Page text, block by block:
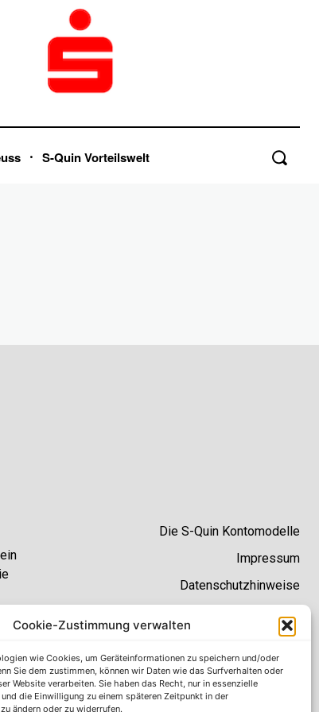
Cookie-Zustimmung verwalten
wie Cookies, um Geräteinformationen zu speichern und/oder
Sie dem zustimmen, können wir Daten wie das Surfverhalten oder
Website verarbeiten. Sie haben das Recht, nur in essenzielle
die Einwilligung zu einem späteren Zeitpunkt in der
ändern oder zu widerrufen.
S-Quin Vorteilswelt
Die S-Quin Kontomodelle
Impressum
Datenschutzhinweise
Erklärung zur Barrierefreiheit